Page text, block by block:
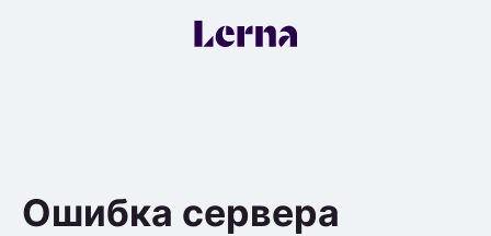
Ошибка сервера